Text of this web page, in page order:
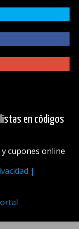
en códigos
cupones online
|